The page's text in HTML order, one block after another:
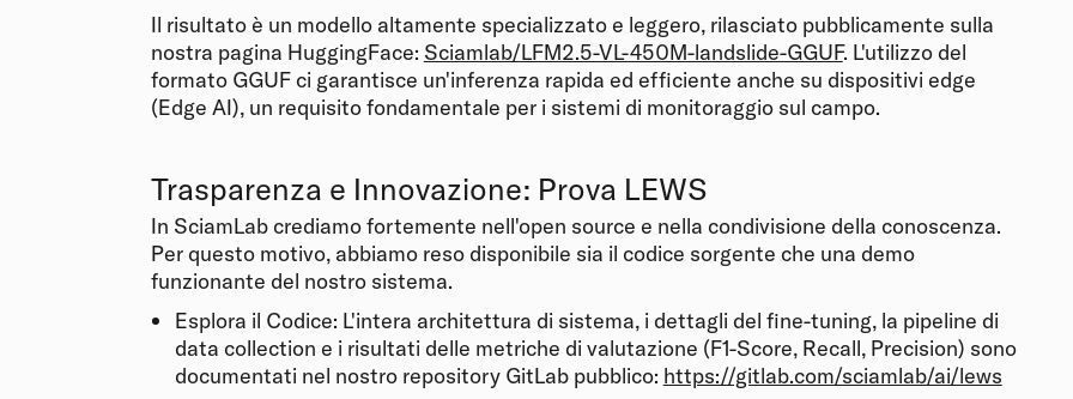
Il risultato è un modello altamente specializzato e leggero, rilasciato pubblicamente sulla
nostra pagina HuggingFace: Sciamlab/LFM2.5-VL-450M-landslide-GGUF. L'utilizzo del
formato GGUF ci garantisce un'inferenza rapida ed efficiente anche su dispositivi edge
(Edge AI), un requisito fondamentale per i sistemi di monitoraggio sul campo.
Trasparenza e Innovazione: Prova LEWS
In SciamLab crediamo fortemente nell'open source e nella condivisione della conoscenza.
Per questo motivo, abbiamo reso disponibile sia il codice sorgente che una demo
funzionante del nostro sistema.
Esplora il Codice: L'intera architettura di sistema, i dettagli del fine-tuning, la pipeline di
data collection e i risultati delle metriche di valutazione (F1-Score, Recall, Precision) sono
documentati nel nostro repository GitLab pubblico: https://gitlab.com/sciamlab/ai/lews